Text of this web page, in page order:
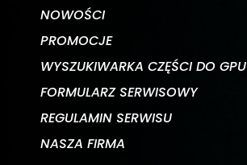
NOWOŚCI
PROMOCJE
WYSZUKIWARKA CZĘŚCI DO GPU
FORMULARZ SERWISOWY
REGULAMIN SERWISU
NASZA FIRMA